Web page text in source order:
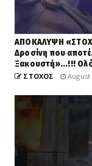
ΑΠΟΚΑΛΥΨΗ
Δροσίνη που
Ξακουστή»...!!!
ΣΤΟΧΟΣ August